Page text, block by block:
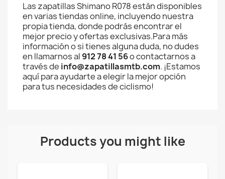
Las zapatillas Shimano R078 están disponibles
en varias tiendas online, incluyendo nuestra
propia tienda, donde podrás encontrar el
mejor precio y ofertas exclusivas.Para más
información o si tienes alguna duda, no dudes
en llamarnos al 912 78 41 56o contactarnos a
través de info@zapatillasmtb.com. ¡Estamos
aquí para ayudarte a elegir la mejor opción
para tus necesidades de ciclismo!
Products you might like